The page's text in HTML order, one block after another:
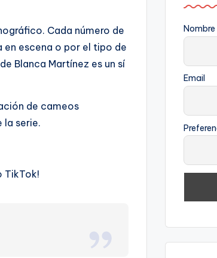
Cada número de
en escena o por el tipo de
Blanca Martínez es un sí
de cameos
la serie.
TikTok!
Email